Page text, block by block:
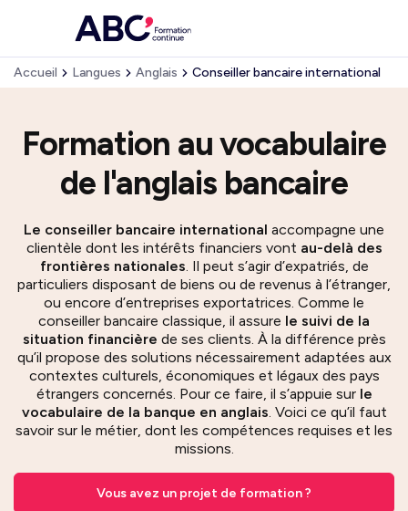
Accueil Langues Anglais Conseiller bancaire international
Formation au vocabulaire
de l'anglais bancaire
Le conseiller bancaire international accompagne une
clientèle dont les intérêts financiers vont au-delà des
frontières nationales. Il peut s’agir d’expatriés, de
particuliers disposant de biens ou de revenus à l’étranger,
ou encore d’entreprises exportatrices. Comme le
conseiller bancaire classique, il assure le suivi de la
situation financière de ses clients. À la différence près
qu’il propose des solutions nécessairement adaptées aux
contextes culturels, économiques et légaux des pays
étrangers concernés. Pour ce faire, il s’appuie surle
vocabulaire de la banque en anglais. Voici ce qu’il faut
savoir sur le métier, dont les compétences requises et les
missions.
Vous avez un projet de formation ?